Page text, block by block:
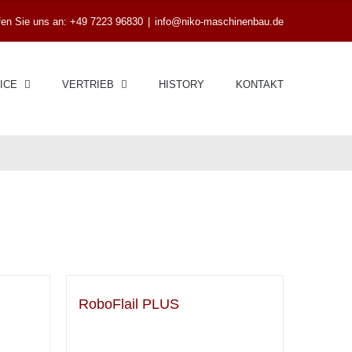
Sie uns an: +49 7223 96830 info@niko-maschinenbau.de
VERTRIEB HISTORY KONTAKT
RoboFlail PLUS